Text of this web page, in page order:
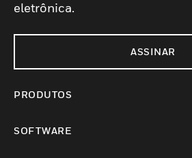
eletrônica.
ASSINAR
PRODUTOS
SOFTWARE